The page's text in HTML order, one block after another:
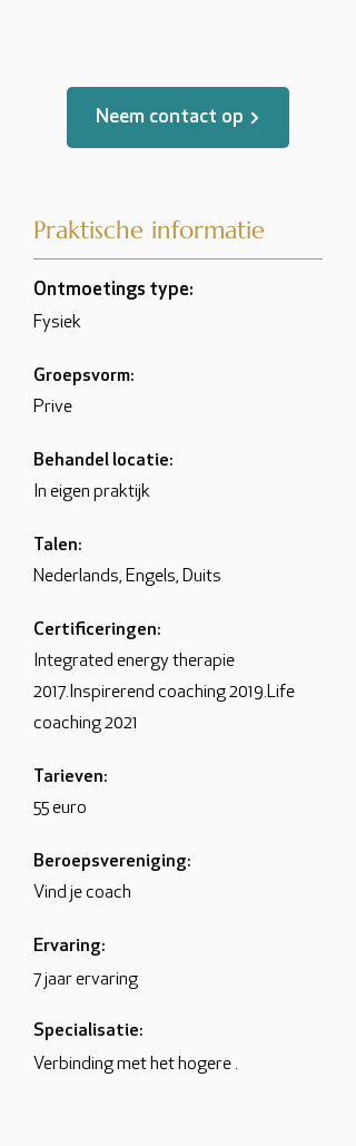
Neem contact op
Praktische informatie
Ontmoetings type:
Fysiek
Groepsvorm:
Prive
Behandel locatie:
In eigen praktijk
Talen:
Nederlands, Engels, Duits
Certificeringen:
Integrated energy therapie
2017.Inspirerend coaching 2019.Life
coaching 2021
Tarieven:
55 euro
Beroepsvereniging:
Vind je coach
Ervaring:
7 jaar ervaring
Specialisatie:
Verbinding met het hogere .